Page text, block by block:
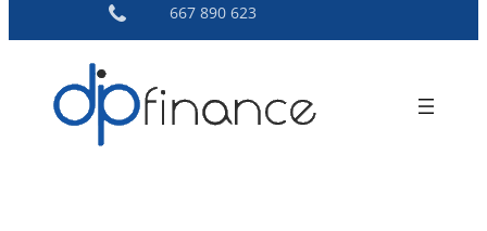
667 890 623